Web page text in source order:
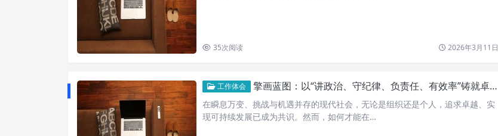
35次阅读 2026年3月11日
工作体会 擎画蓝图：以“讲政治、守纪律、负责任、有效率”铸就卓越之路
在瞬息万变、挑战与机遇并存的现代社会，无论是组织还是个人，追求卓越、实
现可持续发展已成为共识。然而，如何才能在…